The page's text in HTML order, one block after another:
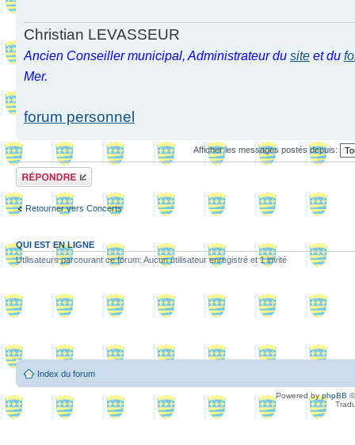
Christian LEVASSEUR
Ancien Conseiller municipal, Administrateur du site et du
Mer.
forum personnel
Afficher les messages postés depuis:
Répondre
Retourner vers Concerts
QUI EST EN LIGNE
Utilisateurs parcourant ce forum: Aucun utilisateur enregistré et 1 invité
Index du forum
Powered byphpBB